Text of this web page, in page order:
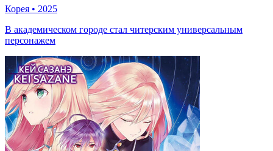
Корея • 2025
В академическом городе стал читерским универсальным
персонажем